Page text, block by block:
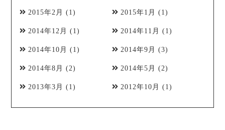
2015年2月 (1) 2015年1月 (1)
2014年12月 (1) 2014年11月 (1)
2014年10月 (1) 2014年9月 (3)
2014年8月 (2) 2014年5月 (2)
2013年3月 (1) 2012年10月 (1)